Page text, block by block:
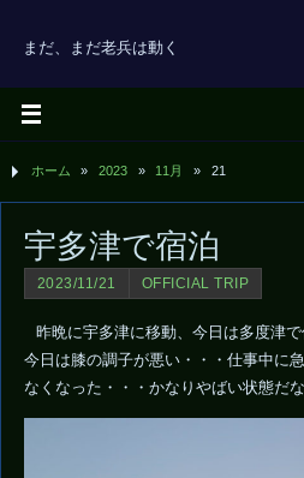
まだ、まだ老兵は動く
ホーム » 2023 » 11月 » 21
宇多津で宿泊
2023/11/21 OFFICIAL TRIP
昨晩に宇多津に移動、今日は多度津
今日は膝の調子が悪い・・・仕事中に
なくなった・・・かなりやばい状態だな